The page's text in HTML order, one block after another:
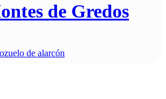
de Gredos
de alarcón